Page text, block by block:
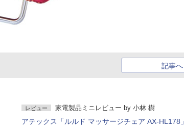
記事へ
レビュー 家電製品ミニレビュー by 小林 樹
アテックス「ルルド マッサージチェア AX-HL178」